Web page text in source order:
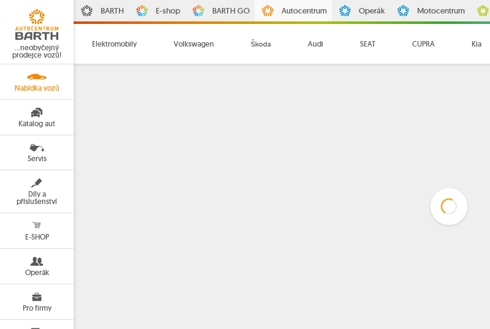
…neobyčejný
prodejce vozů!
Nabídka vozů
Katalog aut
Servis
Díly a
příslušenství
E-SHOP
Operák
Pro firmy
BARTH E-shop BARTH GO Autocentrum Operák Motocentrum
Elektromobily Volkswagen Škoda Audi SEAT CUPRA Kia